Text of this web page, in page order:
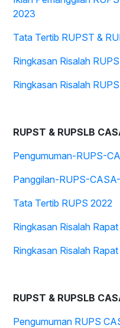
2023
Tata Tertib RUPST &
Ringkasan Risalah
Ringkasan Risalah
RUPST & RUPSLB
Pengumuman-RUPS-
Panggilan-RUPS-
Tata Tertib RUPS 2022
Ringkasan Risalah
Ringkasan Risalah
RUPST & RUPSLB
Pengumuman RUPS